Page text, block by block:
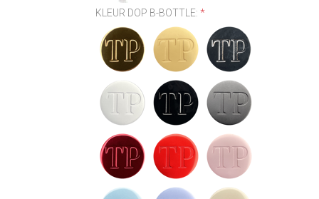
KLEUR DOP B-BOTTLE:*